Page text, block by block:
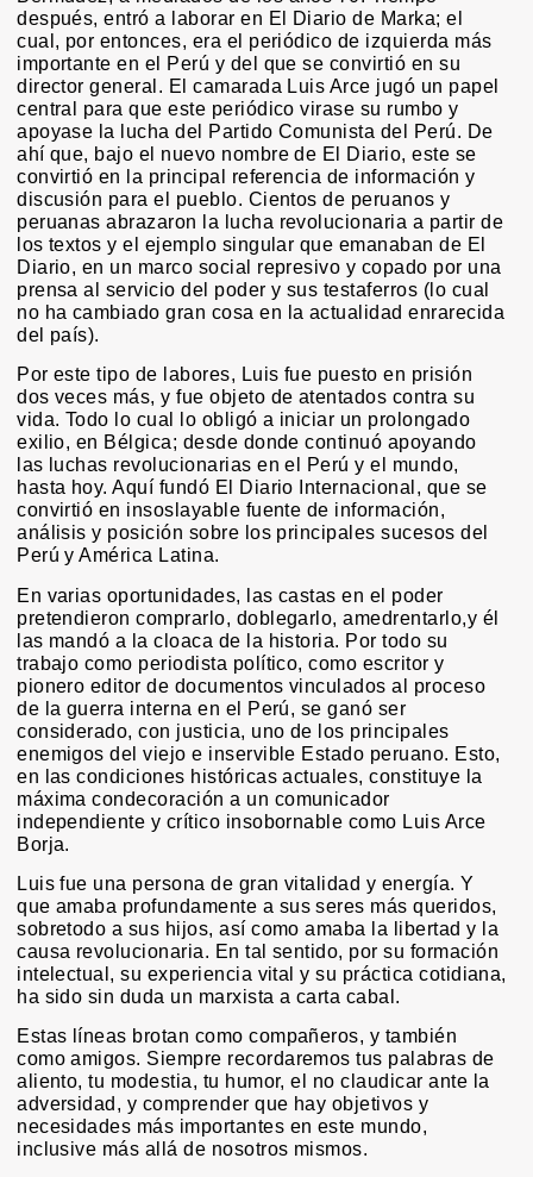
después, entró a laborar en El Diario de Marka; el
cual, por entonces, era el periódico de izquierda más
importante en el Perú y del que se convirtió en su
director general. El camarada Luis Arce jugó un papel
central para que este periódico virase su rumbo y
apoyase la lucha del Partido Comunista del Perú. De
ahí que, bajo el nuevo nombre de El Diario, este se
convirtió en la principal referencia de información y
discusión para el pueblo. Cientos de peruanos y
peruanas abrazaron la lucha revolucionaria a partir de
los textos y el ejemplo singular que emanaban de El
Diario, en un marco social represivo y copado por una
prensa al servicio del poder y sus testaferros (lo cual
no ha cambiado gran cosa en la actualidad enrarecida
del país).
Por este tipo de labores, Luis fue puesto en prisión
dos veces más, y fue objeto de atentados contra su
vida. Todo lo cual lo obligó a iniciar un prolongado
exilio, en Bélgica; desde donde continuó apoyando
las luchas revolucionarias en el Perú y el mundo,
hasta hoy. Aquí fundó El Diario Internacional, que se
convirtió en insoslayable fuente de información,
análisis y posición sobre los principales sucesos del
Perú y América Latina.
En varias oportunidades, las castas en el poder
pretendieron comprarlo, doblegarlo, amedrentarlo,y él
las mandó a la cloaca de la historia. Por todo su
trabajo como periodista político, como escritor y
pionero editor de documentos vinculados al proceso
de la guerra interna en el Perú, se ganó ser
considerado, con justicia, uno de los principales
enemigos del viejo e inservible Estado peruano. Esto,
en las condiciones históricas actuales, constituye la
máxima condecoración a un comunicador
independiente y crítico insobornable como Luis Arce
Borja.
Luis fue una persona de gran vitalidad y energía. Y
que amaba profundamente a sus seres más queridos,
sobretodo a sus hijos, así como amaba la libertad y la
causa revolucionaria. En tal sentido, por su formación
intelectual, su experiencia vital y su práctica cotidiana,
ha sido sin duda un marxista a carta cabal.
Estas líneas brotan como compañeros, y también
como amigos. Siempre recordaremos tus palabras de
aliento, tu modestia, tu humor, el no claudicar ante la
adversidad, y comprender que hay objetivos y
necesidades más importantes en este mundo,
inclusive más allá de nosotros mismos.